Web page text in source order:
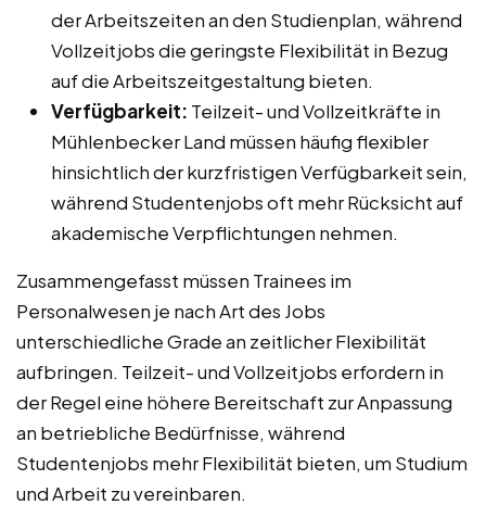
der Arbeitszeiten an den Studienplan, während
Vollzeitjobs die geringste Flexibilität in Bezug
auf die Arbeitszeitgestaltung bieten.
Verfügbarkeit: Teilzeit- und Vollzeitkräfte in
Mühlenbecker Land müssen häufig flexibler
hinsichtlich der kurzfristigen Verfügbarkeit sein,
während Studentenjobs oft mehr Rücksicht auf
akademische Verpflichtungen nehmen.
Zusammengefasst müssen Trainees im
Personalwesen je nach Art des Jobs
unterschiedliche Grade an zeitlicher Flexibilität
aufbringen. Teilzeit- und Vollzeitjobs erfordern in
der Regel eine höhere Bereitschaft zur Anpassung
an betriebliche Bedürfnisse, während
Studentenjobs mehr Flexibilität bieten, um Studium
und Arbeit zu vereinbaren.